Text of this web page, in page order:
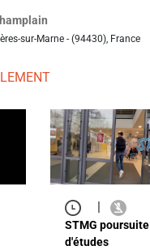
sur-Marne - (94430), France
STMG poursuite
d'études